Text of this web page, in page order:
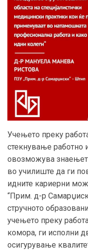
Учењето преку
стекнување работно
овозможува
во училиште да ги
идните кариерни
“Прим. д-р
стручното
учењето преку
комора, ги исполни
осигурување